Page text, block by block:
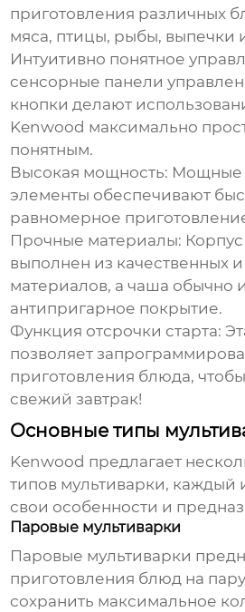
приготовления различных
мяса, птицы, рыбы, выпечки
Интуитивно понятное
сенсорные панели
кнопки делают
Kenwood максимально
понятным.
Высокая мощность: Мощные
элементы обеспечивают
равномерное
Прочные материалы:
выполнен из качественных
материалов, а чаша обычно
антипригарное покрытие.
Функция отсрочки старта:
позволяет
приготовления блюда,
свежий завтрак!
Основные типы
Kenwood предлагает
типов мультиварки, каждый
свои особенности и
Паровые мультиварки
Паровые мультиварки
приготовления блюд на
сохранить максимальное